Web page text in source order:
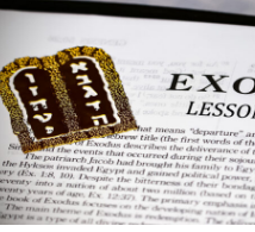
ل
هناك
صورة
الثلاثة